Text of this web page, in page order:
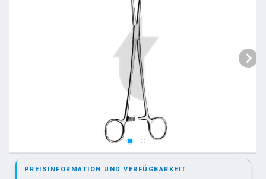
PREISINFORMATION UND VERFÜGBARKEIT